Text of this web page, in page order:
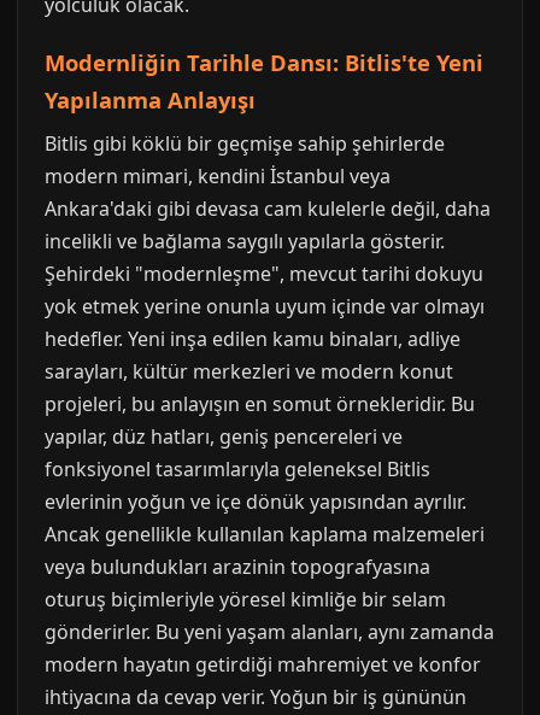
Modernliğin Tarihle Dansı: Bitlis'te Yeni
Yapılanma Anlayışı
Bitlis gibi köklü bir geçmişe sahip şehirlerde
modern mimari, kendini İstanbul veya
Ankara'daki gibi devasa cam kulelerle değil, daha
incelikli ve bağlama saygılı yapılarla gösterir.
Şehirdeki "modernleşme", mevcut tarihi dokuyu
yok etmek yerine onunla uyum içinde var olmayı
hedefler. Yeni inşa edilen kamu binaları, adliye
sarayları, kültür merkezleri ve modern konut
projeleri, bu anlayışın en somut örnekleridir. Bu
yapılar, düz hatları, geniş pencereleri ve
fonksiyonel tasarımlarıyla geleneksel Bitlis
evlerinin yoğun ve içe dönük yapısından ayrılır.
Ancak genellikle kullanılan kaplama malzemeleri
veya bulundukları arazinin topografyasına
oturuş biçimleriyle yöresel kimliğe bir selam
gönderirler. Bu yeni yaşam alanları, aynı zamanda
modern hayatın getirdiği mahremiyet ve konfor
ihtiyacına da cevap verir. Yoğun bir iş gününün